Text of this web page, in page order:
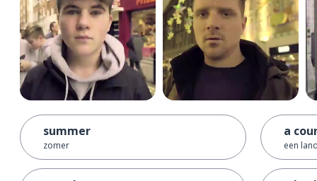
summer
zomer
a
een